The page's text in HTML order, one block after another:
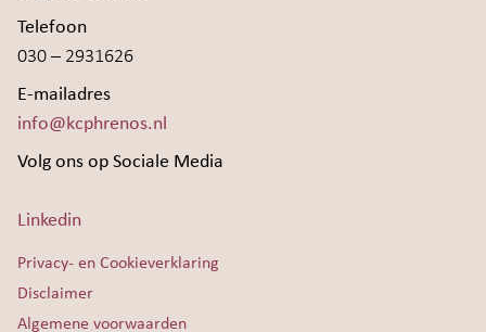
Telefoon
030 – 2931626
E-mailadres
info@kcphrenos.nl
Volg ons op Sociale Media
Linkedin
Privacy- en Cookieverklaring
Disclaimer
Algemene voorwaarden